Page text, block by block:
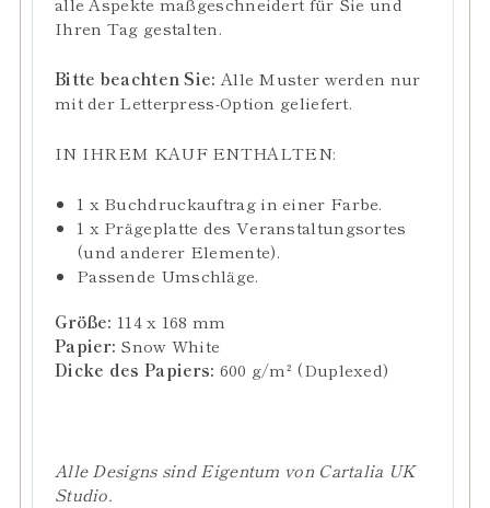
Ihren Tag gestalten.
Bitte beachten Sie: Alle Muster werden nur
mit der Letterpress-Option geliefert.
IN IHREM KAUF ENTHALTEN:
1 x Buchdruckauftrag in einer Farbe.
1 x Prägeplatte des Veranstaltungsortes
(und anderer Elemente).
Passende Umschläge.
Größe: 114 x 168 mm
Papier: Snow White
Dicke des Papiers: 600 g/m² (Duplexed)
Alle Designs sind Eigentum von Cartalia UK
Studio.